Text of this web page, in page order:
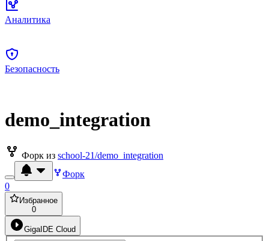
Аналитика
Безопасность
demo_integration
Форк из school-21/demo_integration
Форк
0
Избранное
0
GigaIDE Cloud